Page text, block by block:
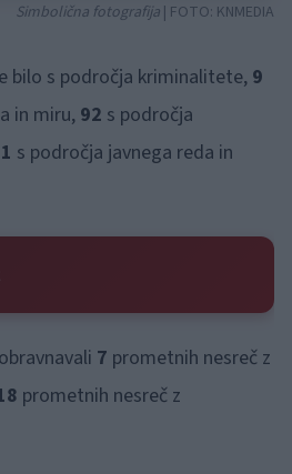
Simbolična fotografija | FOTO: KNMEDIA
bilo s področja kriminalitete,9
in miru,92 s področja
s področja javnega reda in
7 prometnih nesreč z
prometnih nesreč z